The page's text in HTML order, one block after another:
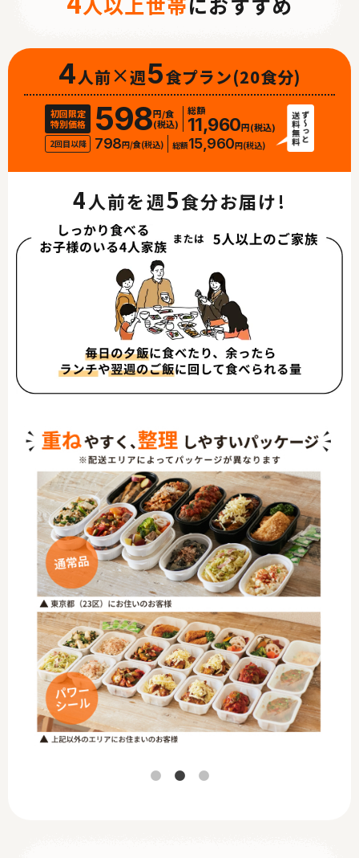
4人前×週5食プラン(20食分)
初回限定
特別価格
598円/食
(税込)
総額
11,960円(税込)
2回目以降 798円/食(税込) 総額15,960円(税込)
4人前を週5食分お届け!